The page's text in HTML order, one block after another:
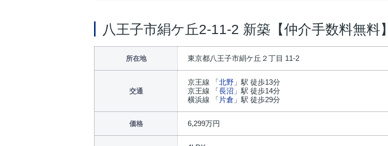
八王子市絹ケ丘2-11-2 新築【仲介手数料無料
所在地 東京都八王子市絹ケ丘２丁目 11-2
交通
京王線 「北野 」駅 徒歩13分
京王線 「長沼 」駅 徒歩14分
横浜線 「 片倉 」駅 徒歩29分
価格 6,299万円